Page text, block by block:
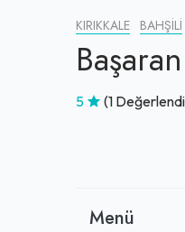
KIRIKKALE BAHŞILI
5 (1
Menü